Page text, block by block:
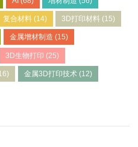
复合材料(14) 3D打印材料 (15)
金属增材制造 (15)
3D生物打印 (25)
金属3D打印技术(12)